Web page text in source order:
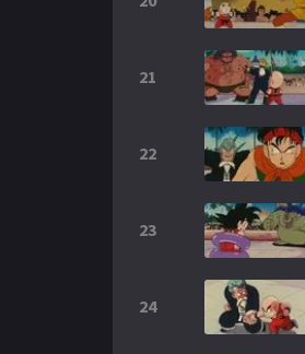
21
22
23
24